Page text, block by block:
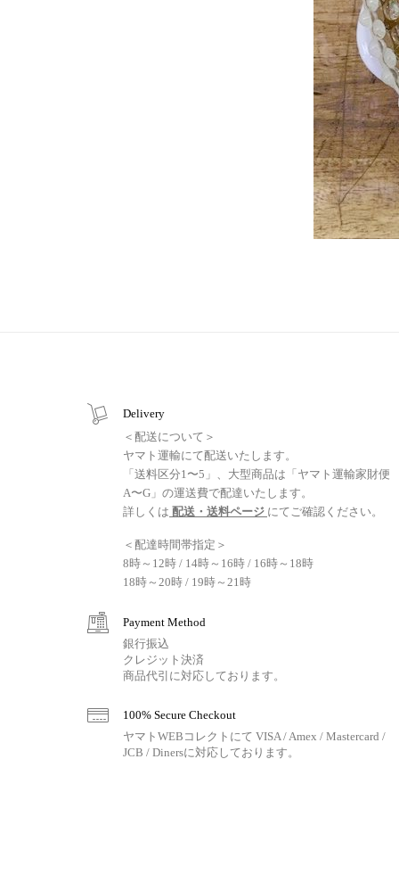
Delivery
＜配送について＞
ヤマト運輸にて配送いたします。
「送料区分1〜5」、大型商品は「ヤマト運輸家財便
A〜G」の運送費で配達いたします。
詳しくは 配送・送料ページ にてご確認ください。
＜配達時間帯指定＞
8時～12時 / 14時～16時 / 16時～18時
18時～20時 / 19時～21時
Payment Method
銀行振込
クレジット決済
商品代引に対応しております。
100% Secure Checkout
ヤマトWEBコレクトにて VISA / Amex / Mastercard /
JCB / Dinersに対応しております。